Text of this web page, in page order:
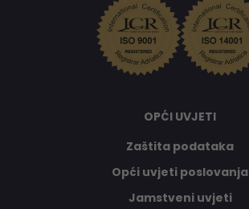
OPĆI UVJETI
Zaštita podataka
Opći uvjeti poslovanja
Jamstveni uvjeti